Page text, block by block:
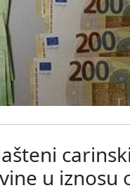
u iznosu